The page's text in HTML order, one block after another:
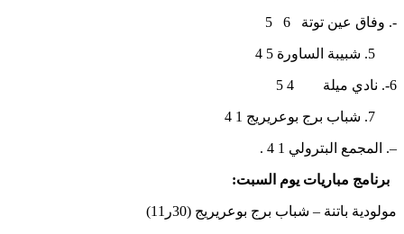
-. وفاق عين توتة 6 5
شبيبة الساورة 5 4
6-. نادي ميلة 4 5
شباب برج بوعريريج 1 4
–. المجمع البترولي 1 4 .
برنامج مباريات يوم السبت:
مولودية باتنة – شباب برج بوعريريج (30ر11)